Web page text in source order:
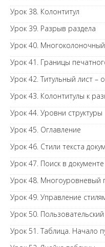
Урок 38. Колонтитул
Урок 39. Разрыв раздела
Урок 40. Многоколоночный
Урок 41. Границы
Урок 42. Титульный лист
Урок 43. Колонтитулы к
Урок 44. Уровни структуры
Урок 45. Оглавление
Урок 46. Стили текста
Урок 47. Поиск в документе
Урок 48. Многоуровневый
Урок 49. Управление
Урок 50.
Урок 51. Таблица. Начало